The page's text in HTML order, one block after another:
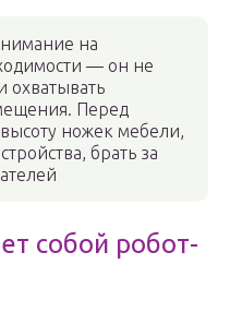
на
— он не
охватывать
Перед
ножек мебели,
брать за
собой робот-